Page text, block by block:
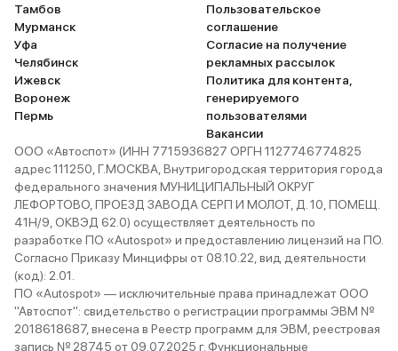
Тамбов
Мурманск
Уфа
Челябинск
Ижевск
Воронеж
Пермь
Пользовательское
соглашение
Согласие на получение
рекламных рассылок
Политика для контента,
генерируемого
пользователями
Вакансии
ООО «Автоспот» (ИНН 7715936827 ОРГН 1127746774825
адрес 111250, Г.МОСКВА, Внутригородская территория города
федерального значения МУНИЦИПАЛЬНЫЙ ОКРУГ
ЛЕФОРТОВО, ПРОЕЗД ЗАВОДА СЕРП И МОЛОТ, Д. 10, ПОМЕЩ.
41Н/9, ОКВЭД 62.0) осуществляет деятельность по
разработке ПО «Autospot» и предоставлению лицензий на ПО.
Согласно Приказу Минцифры от 08.10.22, вид деятельности
(код): 2.01.
ПО «Autospot» — исключительные права принадлежат ООО
"Автоспот": свидетельство о регистрации программы ЭВМ №
2018618687, внесена в Реестр программ для ЭВМ, реестровая
запись № 28745 от 09.07.2025 г. Функциональные